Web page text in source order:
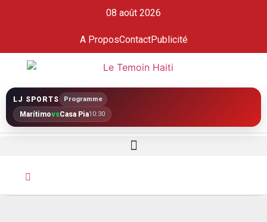
08 août 2026
A ProposContactPublicité
LJ SPORTS Programme
MarítimovsCasa Pia10:30